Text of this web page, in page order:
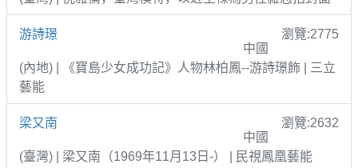
游詩璟
瀏覽:2775
中國
(內地) | 《寶島少女成功記》人物林柏鳳--游詩璟飾 | 三立
藝能
梁又南
瀏覽:2632
中國
(臺灣) | 梁又南（1969年11月13日-） | 民視鳳凰藝能